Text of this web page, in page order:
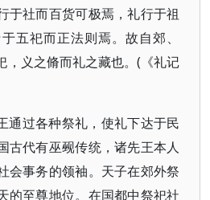
于社而百货可极焉，礼行于祖
五祀而正法则焉。故自郊、
，义之脩而礼之藏也。(《礼记
通过各种祭礼，使礼下达于民
古代有巫觋传统，诸先王本人
会事务的领袖。天子在郊外祭
的至尊地位。在国都中祭祀社